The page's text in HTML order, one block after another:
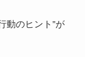
動のヒント”が